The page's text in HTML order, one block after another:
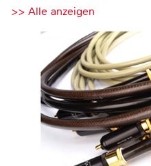
>> Alle anzeigen